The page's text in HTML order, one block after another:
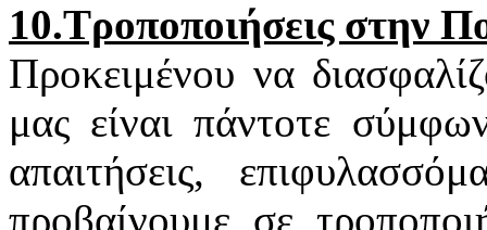
10.Τροποποιήσεις στην
Προκειμένου να
μας είναι πάντοτε
απαιτήσεις,
προβαίνουμε σε